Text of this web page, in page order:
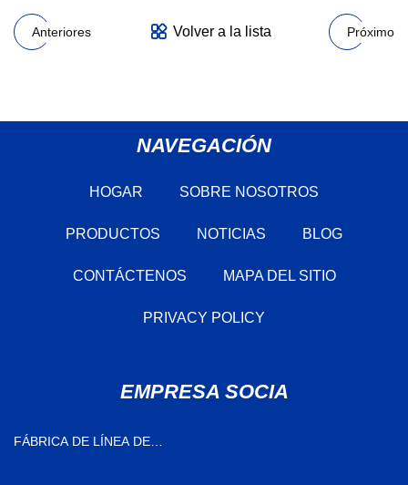
Anteriores Volver a la lista Próximo
NAVEGACIÓN
HOGAR SOBRE NOSOTROS
PRODUCTOS NOTICIAS BLOG
CONTÁCTENOS MAPA DEL SITIO
PRIVACY POLICY
EMPRESA SOCIA
FÁBRICA DE LÍNEA DE